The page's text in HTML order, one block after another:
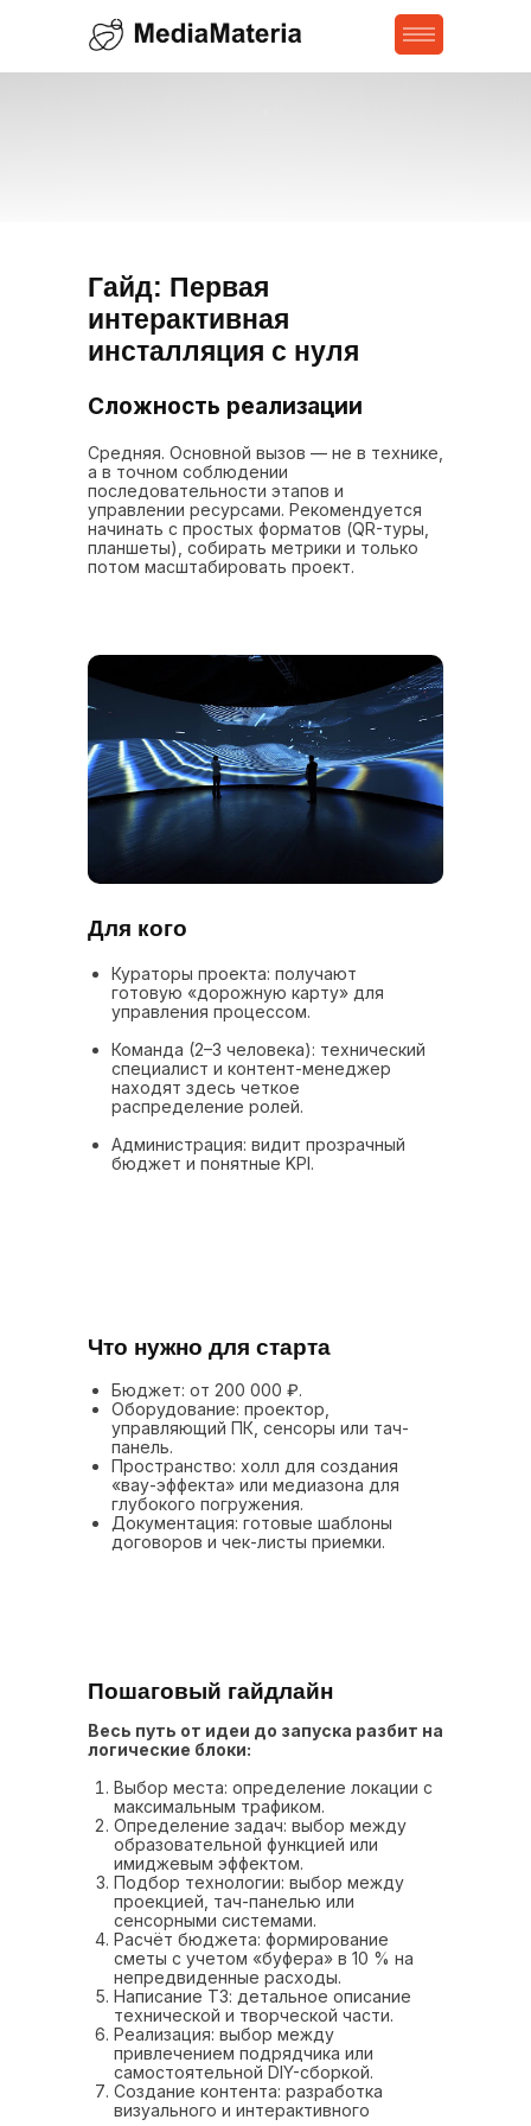
Сложность реализации
Средняя. Основной вызов — не в технике,
а в точном соблюдении
последовательности этапов и
управлении ресурсами. Рекомендуется
начинать с простых форматов (QR-туры,
планшеты), собирать метрики и только
потом масштабировать проект.
Гайд: Первая
интерактивная
инсталляция с нуля
Кураторы проекта: получают
готовую «дорожную карту» для
управления процессом.
Команда (2–3 человека): технический
специалист и контент-менеджер
находят здесь четкое
распределение ролей.
Администрация: видит прозрачный
бюджет и понятные KPI.
Для кого
Весь путь от идеи до запуска разбит на
логические блоки:
Выбор места: определение локации с
максимальным трафиком.
Определение задач: выбор между
образовательной функцией или
имиджевым эффектом.
Подбор технологии: выбор между
проекцией, тач-панелью или
сенсорными системами.
Расчёт бюджета: формирование
сметы с учетом «буфера» в 10 % на
непредвиденные расходы.
Написание ТЗ: детальное описание
технической и творческой части.
Реализация: выбор между
привлечением подрядчика или
самостоятельной DIY-сборкой.
Создание контента: разработка
визуального и интерактивного
Пошаговый гайдлайн
Бюджет: от 200 000 ₽.
Оборудование: проектор,
управляющий ПК, сенсоры или тач-
панель.
Пространство: холл для создания
«вау-эффекта» или медиазона для
глубокого погружения.
Документация: готовые шаблоны
договоров и чек-листы приемки.
Что нужно для старта